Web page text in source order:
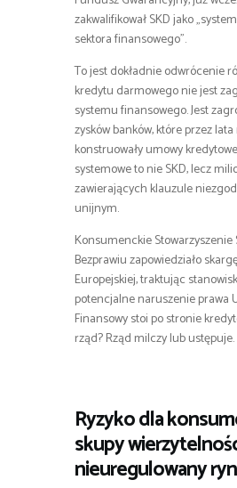
zakwalifikował SKD jako
sektora finansowego”.
To jest dokładnie odwrócenie
kredytu darmowego nie jest
systemu finansowego. Jest
zysków banków, które przez
konstruowały umowy
systemowe to nie SKD, lecz
zawierających klauzule
unijnym.
Konsumenckie Stowarzyszenie
Bezprawiu zapowiedziało
Europejskiej, traktując
potencjalne naruszenie prawa
Finansowy stoi po stronie
rząd? Rząd milczy lub ustępuje.
Ryzyko dla
skupy
nieuregulowany